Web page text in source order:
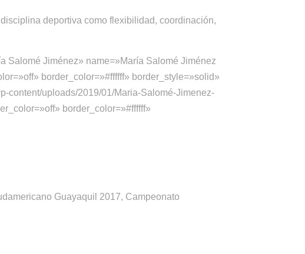
deportiva como flexibilidad, coordinación,
Salomé Jiménez» name=»María Salomé Jiménez
border_color=»#ffffff» border_style=»solid»
content/uploads/2019/01/Maria-Salomé-Jimenez-
border_color=»#ffffff»
Guayaquil 2017, Campeonato